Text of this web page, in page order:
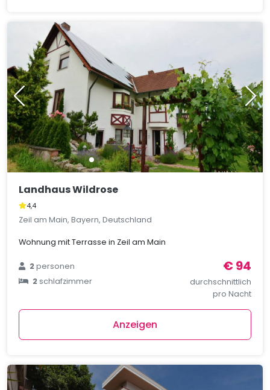
Landhaus Wildrose
4,4
Zeil am Main, Bayern, Deutschland
Wohnung mit Terrasse in Zeil am Main
2personen
2schlafzimmer
€ 94
durchschnittlich
pro Nacht
Anzeigen